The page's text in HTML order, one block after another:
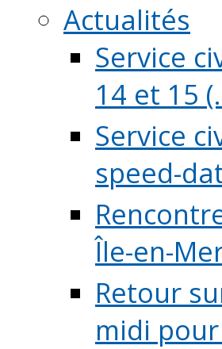
Actualités
Service
14 et 15
Service
speed-
Île-en-
Retour
midi